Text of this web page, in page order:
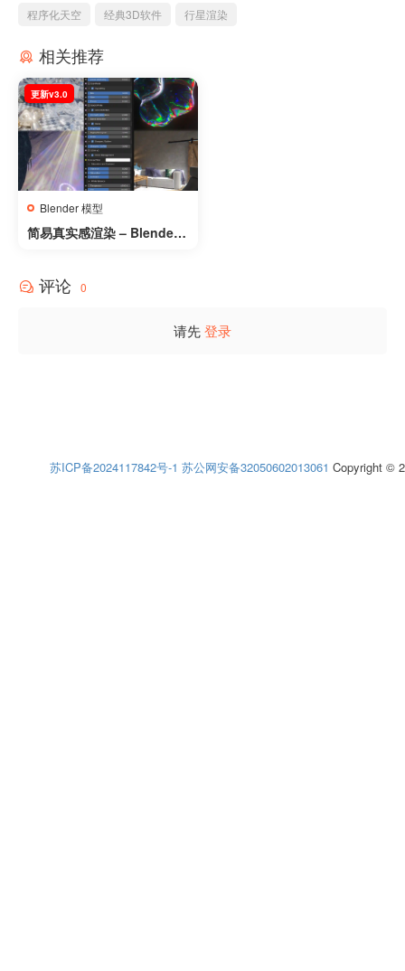
程序化天空 经典3D软件 行星渲染
相关推荐
Blender 模型
简易真实感渲染 – Blender
更新v3.0
评论 0
请先登录
苏ICP备2024117842号-1 苏公网安备32050602013061 Copyright ©